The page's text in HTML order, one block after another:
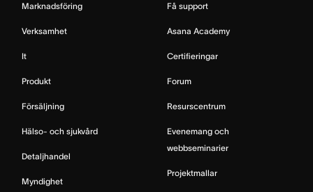
Marknadsföring
Verksamhet
It
Produkt
Försäljning
Hälso- och sjukvård
Detaljhandel
Myndighet
Få support
Asana Academy
Certifieringar
Forum
Resurscentrum
Evenemang och
webbseminarier
Projektmallar